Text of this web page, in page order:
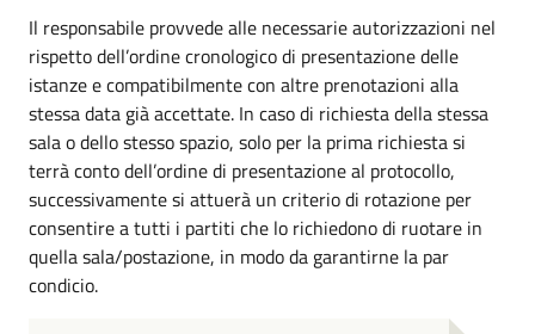
Il responsabile provvede alle necessarie autorizzazioni nel
rispetto dell’ordine cronologico di presentazione delle
istanze e compatibilmente con altre prenotazioni alla
stessa data già accettate. In caso di richiesta della stessa
sala o dello stesso spazio, solo per la prima richiesta si
terrà conto dell’ordine di presentazione al protocollo,
successivamente si attuerà un criterio di rotazione per
consentire a tutti i partiti che lo richiedono di ruotare in
quella sala/postazione, in modo da garantirne la par
condicio.